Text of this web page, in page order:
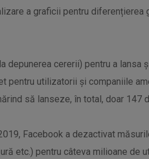
a graficii pentru diferențierea
depunerea cererii) pentru a lansa
pentru utilizatorii și companiile
să lanseze, în total, doar 147
Facebook a dezactivat
etc.) pentru câteva milioane de